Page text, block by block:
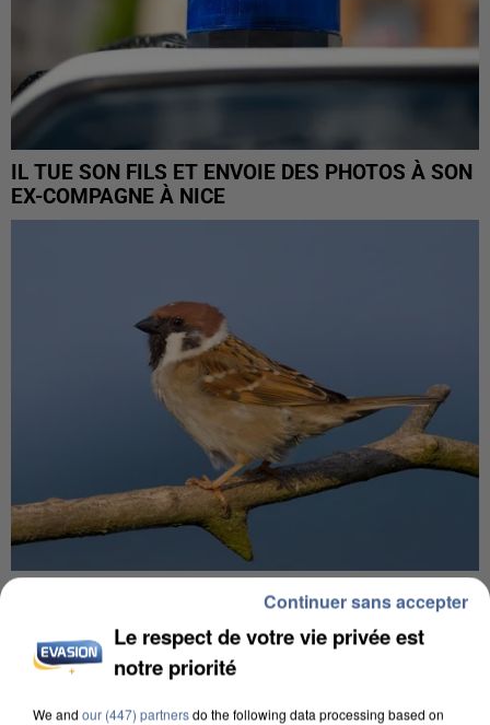
IL TUE SON FILS ET ENVOIE DES PHOTOS À SON
EX-COMPAGNE À NICE
APRÈS TOUTES CES CANICULES, LES REFUGES
DE FAUNE SAUVAGE SONT...
Le respect de votre vie privée est
notre priorité
We and our (447) partnersdo the following data processing based on
Continuer sans accepter